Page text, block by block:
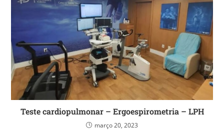
Teste cardiopulmonar – Ergoespirometria – LPH
março 20, 2023